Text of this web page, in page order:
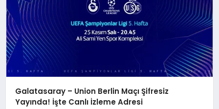
Galatasaray – Union Berlin Maçı Şifresiz
Yayında! İşte Canlı İzleme Adresi